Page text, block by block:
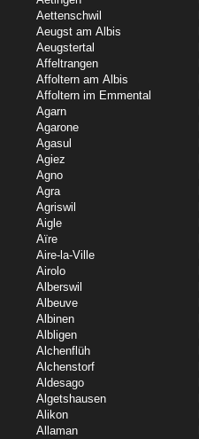
Aettenschwil
Aeugst am Albis
Aeugstertal
Affeltrangen
Affoltern am Albis
Affoltern im Emmental
Agarn
Agarone
Agasul
Agiez
Agno
Agra
Agriswil
Aigle
Aïre
Aire-la-Ville
Airolo
Alberswil
Albeuve
Albinen
Albligen
Alchenflüh
Alchenstorf
Aldesago
Algetshausen
Alikon
Allaman